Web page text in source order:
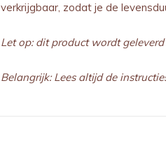
verkrijgbaar, zodat je de
Let op: dit product wordt
Belangrijk: Lees altijd de